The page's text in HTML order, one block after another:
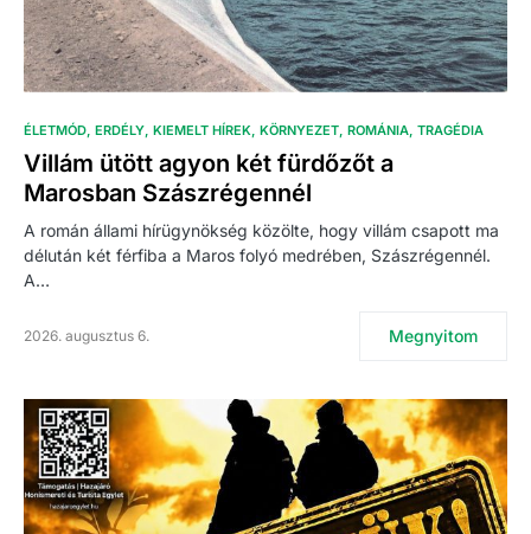
ÉLETMÓD ERDÉLY KIEMELT HÍREK KÖRNYEZET ROMÁNIA TRAGÉDIA
Villám ütött agyon két fürdőzőt a
Marosban Szászrégennél
A román állami hírügynökség közölte, hogy villám csapott ma
délután két férfiba a Maros folyó medrében, Szászrégennél.
A…
2026. augusztus 6. Megnyitom